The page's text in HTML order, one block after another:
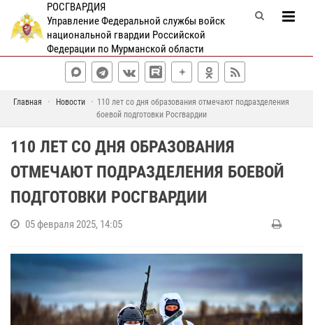
РОСГВАРДИЯ
Управление Федеральной службы войск
национальной гвардии Российской
Федерации по Мурманской области
Главная Новости
110 лет со дня образования отмечают подразделения
боевой подготовки Росгвардии
110 ЛЕТ СО ДНЯ ОБРАЗОВАНИЯ
ОТМЕЧАЮТ ПОДРАЗДЕЛЕНИЯ БОЕВОЙ
ПОДГОТОВКИ РОСГВАРДИИ
05 февраля 2025, 14:05